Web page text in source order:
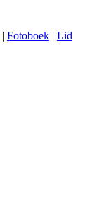
| Fotoboek | Lid